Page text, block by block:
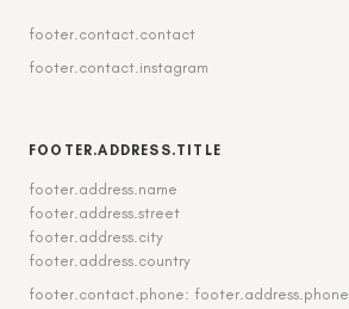
footer.contact.contact
footer.contact.instagram
FOOTER.ADDRESS.TITLE
footer.address.name
footer.address.street
footer.address.city
footer.address.country
footer.contact.phone: footer.address.phone